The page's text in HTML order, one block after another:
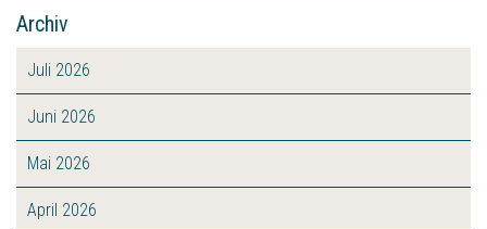
Archiv
Juli 2026
Juni 2026
Mai 2026
April 2026